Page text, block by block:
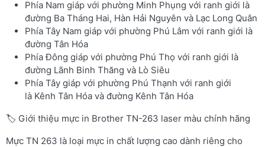
Phía Nam giáp với phường Minh Phụng với ranh giới là
đường Ba Tháng Hai, Hàn Hải Nguyên và Lạc Long Quân
Phía Tây Nam giáp với phường Phú Lâm với ranh giới là
đường Tân Hóa
Phía Đông giáp với phường Phú Thọ với ranh giới là
đường Lãnh Binh Thăng và Lò Siêu
Phía Tây giáp với phường Phú Thạnh với ranh giới
là Kênh Tân Hóa và đường Kênh Tân Hóa
🏷️ Giới thiệu mực in Brother TN-263 laser màu chính hãng
Mực TN 263 là loại mực in chất lượng cao dành riêng cho